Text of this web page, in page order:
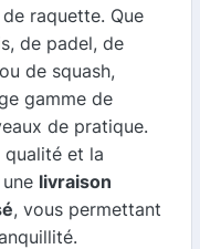
raquette. Que
de padel, de
de squash,
gamme de
de pratique.
qualité et la
livraison
, vous permettant